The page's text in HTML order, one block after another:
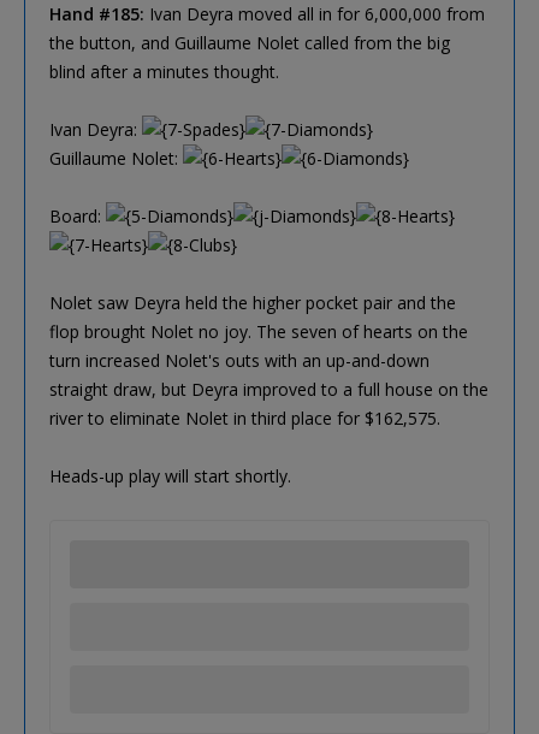
Hand #185: Ivan Deyra moved all in for 6,000,000 from
the button, and Guillaume Nolet called from the big
blind after a minutes thought.
Ivan Deyra:
Guillaume Nolet:
Board:
Nolet saw Deyra held the higher pocket pair and the
flop brought Nolet no joy. The seven of hearts on the
turn increased Nolet's outs with an up-and-down
straight draw, but Deyra improved to a full house on the
river to eliminate Nolet in third place for $162,575.
Heads-up play will start shortly.